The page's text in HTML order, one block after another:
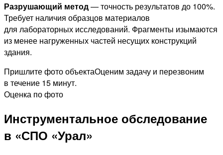
Разрушающий метод— точность результатов до 100%.
Требует наличия образцов материалов
для лабораторных исследований. Фрагменты изымаются
из менее нагруженных частей несущих конструкций
здания.
Пришлите фото объектаОценим задачу и перезвоним
в течение 15 минут.
Оценка по фото
Инструментальное обследование
в «СПО «Урал»